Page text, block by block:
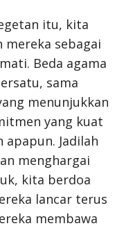
itu, kita
sebagai
Beda agama
sama
menunjukkan
yang kuat
Jadilah
menghargai
kita berdoa
lancar terus
membawa